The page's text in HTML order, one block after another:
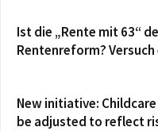
Ist die „Rente mit 63“
Rentenreform?
New initiative:
be adjusted to reflect